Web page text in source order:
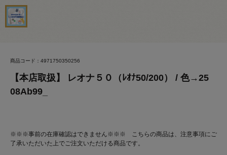
商品コード：4971750350256
【本店取扱】 レオナ５０（ﾚｵﾅ50/200） / 色→25
08Ab99_
※※※事前の在庫確認はできません※※※ こちらの商品は、注意事項にご
了承いただいた上でご注文いただける商品です。